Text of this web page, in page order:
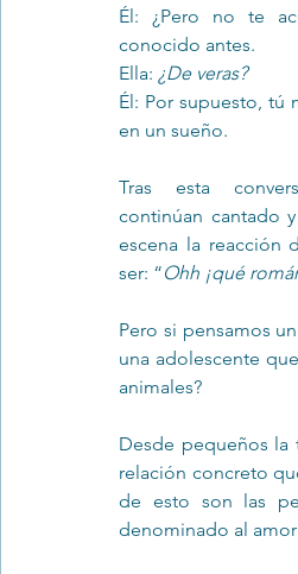
Él: ¿Pero no te
conocido antes.
Ella: ¿De veras?
Él: Por supuesto, tú
en un sueño.
Tras esta
continúan cantado
escena la reacción
ser: “Ohh ¡qué
Pero si pensamos
una adolescente
animales?
Desde pequeños
relación concreto
de esto son las
denominado al